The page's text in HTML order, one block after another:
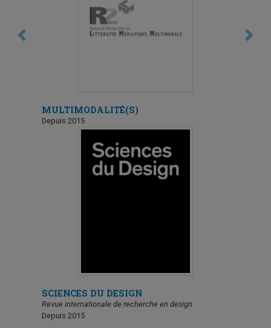
MULTIMODALITÉ(S)
Depuis 2015
SCIENCES DU DESIGN
Revue internationale de recherche en design
Depuis 2015
Previous Next